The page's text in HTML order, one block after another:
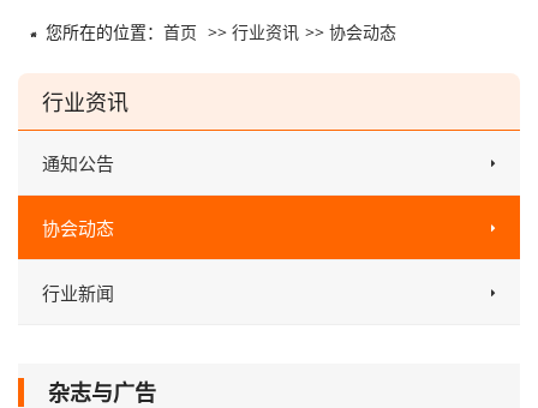
您所在的位置： 首页 >> 行业资讯 >> 协会动态
行业资讯
通知公告
协会动态
行业新闻
杂志与广告